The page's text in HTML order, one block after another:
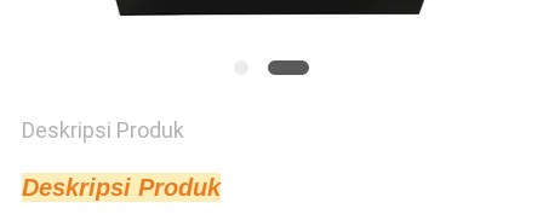
Deskripsi Produk
Deskripsi Produk